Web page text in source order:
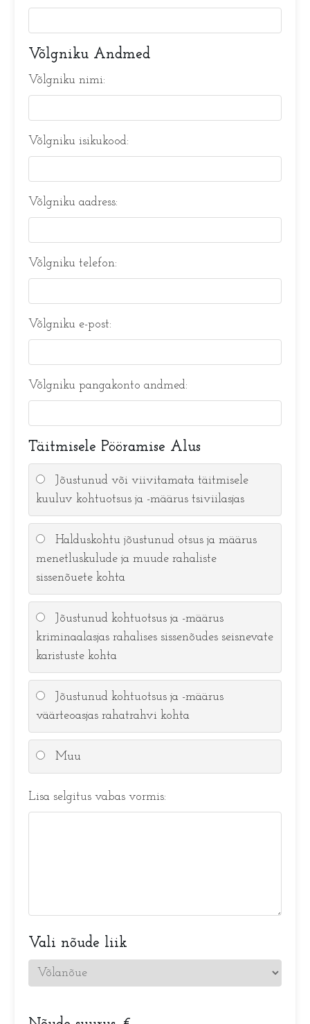
Võlgniku Andmed
Võlgniku nimi:
Võlgniku isikukood:
Võlgniku aadress:
Võlgniku telefon:
Võlgniku e-post:
Võlgniku pangakonto andmed:
Täitmisele Pööramise Alus
Jõustunud või viivitamata täitmisele
kuuluv kohtuotsus ja -määrus tsiviilasjas
Halduskohtu jõustunud otsus ja määrus
menetluskulude ja muude rahaliste
sissenõuete kohta
Jõustunud kohtuotsus ja -määrus
kriminaalasjas rahalises sissenõudes seisnevate
karistuste kohta
Jõustunud kohtuotsus ja -määrus
väärteoasjas rahatrahvi kohta
Muu
Lisa selgitus vabas vormis:
Vali nõude liik